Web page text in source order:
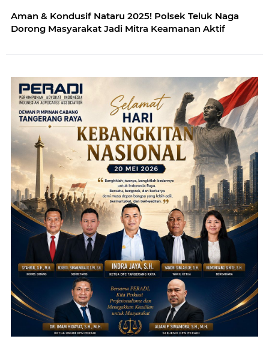
Aman & Kondusif Nataru 2025! Polsek Teluk Naga
Dorong Masyarakat Jadi Mitra Keamanan Aktif